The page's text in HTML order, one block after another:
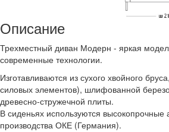
Описание
Трехместный диван Модерн - яркая
современные технологии.
Изготавливаются из сухого хвойного
силовых элементов), шлифованной
древесно-стружечной плиты.
В сиденьях используются
производства ОКЕ (Германия).